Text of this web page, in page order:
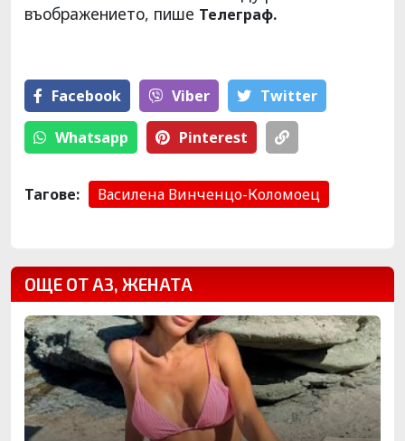
въображението, пише Телеграф.
Facebook Viber Тwitter
Whatsapp Pinterest
Тагове: Василена Винченцо-Коломоец
ОЩЕ ОТ АЗ, ЖЕНАТА